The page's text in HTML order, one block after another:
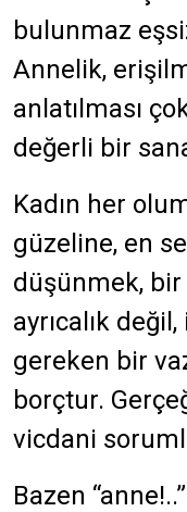
bulunmaz
Annelik,
anlatılması
değerli bir
Kadın her
güzeline, en
düşünmek,
ayrıcalık
gereken bir
borçtur.
vicdani
Bazen